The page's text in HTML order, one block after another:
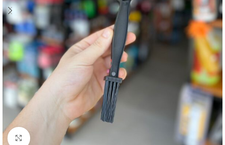
Clique para ampliar